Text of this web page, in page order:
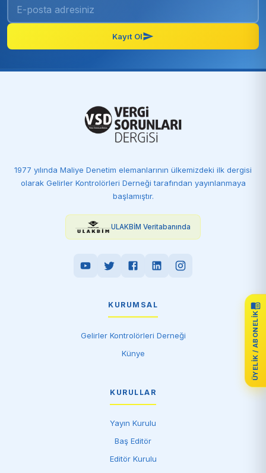
ÜYELIK / ABONELIK
Kayıt Ol
1977 yılında Maliye Denetim elemanlarının ülkemizdeki ilk dergisi
olarak Gelirler Kontrolörleri Derneği tarafından yayınlanmaya
başlamıştır.
ULAKBİM Veritabanında
KURUMSAL
Gelirler Kontrolörleri Derneği
Künye
KURULLAR
Yayın Kurulu
Baş Editör
Editör Kurulu